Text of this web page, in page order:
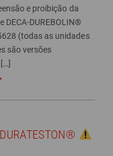
e proibição da
DECA-DUREBOLIN®
(todas as unidades
são versões